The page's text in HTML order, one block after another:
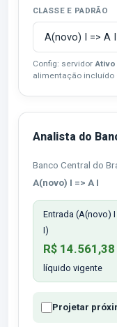
CLASSE E PADRÃO
Config: servidor Ativo
alimentação incluído
Analista do
Banco Central do
A(novo) I => A I
Entrada (A(novo) I
I)
R$ 14.561,38
líquido vigente
Projetar